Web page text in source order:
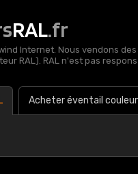
RAL.fr
Internet. Nous vendons
RAL). RAL n'est pas
Acheter éventail couleur